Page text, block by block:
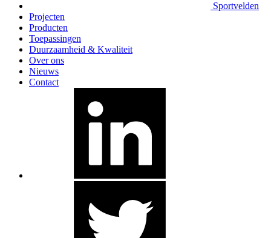
Sportvelden
Projecten
Producten
Toepassingen
Duurzaamheid & Kwaliteit
Over ons
Nieuws
Contact